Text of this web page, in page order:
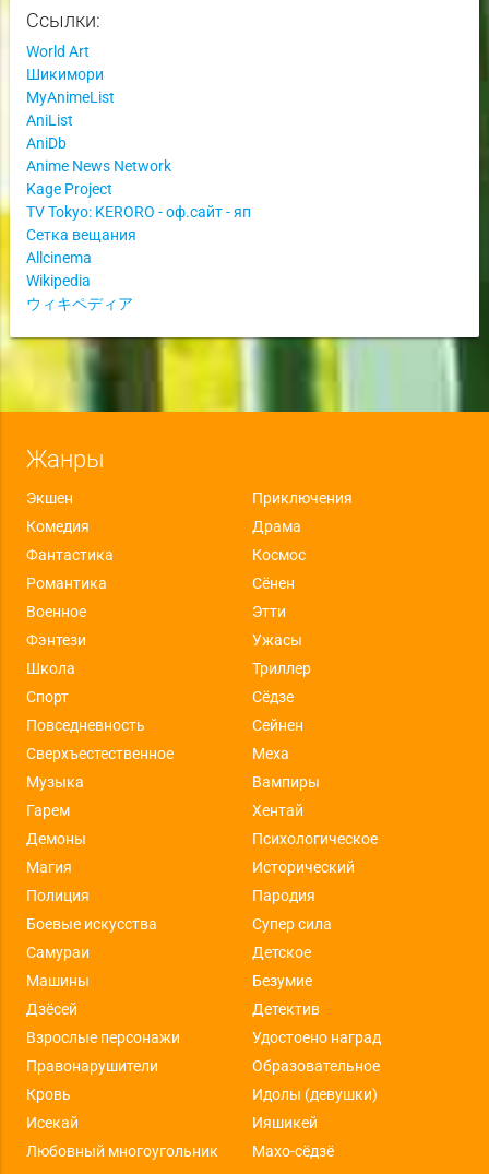
Ссылки:
World Art
Шикимори
MyAnimeList
AniList
AniDb
Anime News Network
Kage Project
TV Tokyo: KERORO - оф.сайт - яп
Сетка вещания
Allcinema
Wikipedia
ウィキペディア
Жанры
Экшен
Приключения
Комедия
Драма
Фантастика
Космос
Романтика
Сёнен
Военное
Этти
Фэнтези
Ужасы
Школа
Триллер
Спорт
Сёдзе
Повседневность
Сейнен
Сверхъестественное
Меха
Музыка
Вампиры
Гарем
Хентай
Демоны
Психологическое
Магия
Исторический
Полиция
Пародия
Боевые искусства
Супер сила
Самураи
Детское
Машины
Безумие
Дзёсей
Детектив
Взрослые персонажи
Удостоено наград
Правонарушители
Образовательное
Кровь
Идолы (девушки)
Исекай
Ияшикей
Любовный многоугольник
Махо-сёдзё